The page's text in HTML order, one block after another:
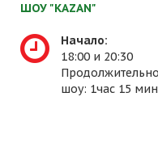
ШОУ "KAZAN"
Начало:
18:00 и 20:30
шоу: 1час 15